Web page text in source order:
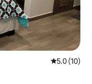
從 10 則評
5.0 (10)